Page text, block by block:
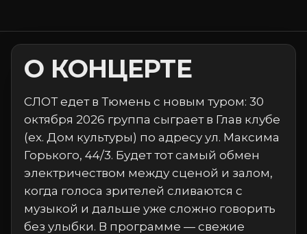
О КОНЦЕРТЕ
СЛОТ едет в Тюмень с новым туром: 30
октября 2026 группа сыграет в Глав клубе
(ex. Дом культуры) по адресу ул. Максима
Горького, 44/3. Будет тот самый обмен
электричеством между сценой и залом,
когда голоса зрителей сливаются с
музыкой и дальше уже сложно говорить
без улыбки. В программе — свежие